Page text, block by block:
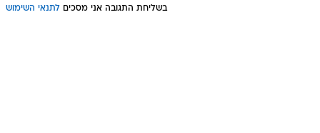
בשליחת התגובה אני מסכים לתנאי השימוש